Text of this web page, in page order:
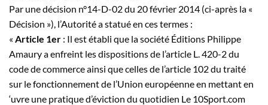
Par une décision n°14-D-02 du 20 février 2014 (ci-après la «
Décision »), l’Autorité a statué en ces termes :
« Article 1er : Il est établi que la société Éditions Philippe
Amaury a enfreint les dispositions de l’article L. 420-2 du
code de commerce ainsi que celles de l’article 102 du traité
sur le fonctionnement de l’Union européenne en mettant en
‘uvre une pratique d’éviction du quotidien Le 10Sport.com